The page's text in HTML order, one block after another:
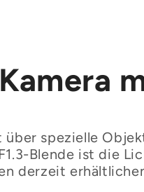
über spezielle
Blende ist die
derzeit